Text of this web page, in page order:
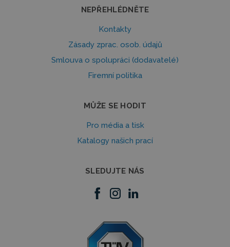
NEPŘEHLÉDNĚTE
Kontakty
Zásady zprac. osob. údajů
Smlouva o spolupráci (dodavatelé)
Firemní politika
MŮŽE SE HODIT
Pro média a tisk
Katalogy našich prací
SLEDUJTE NÁS